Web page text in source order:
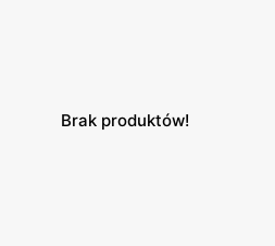
Brak produktów!